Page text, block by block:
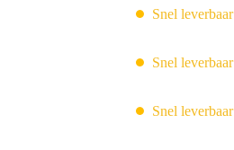
Snel leverbaar
Snel leverbaar
Snel leverbaar